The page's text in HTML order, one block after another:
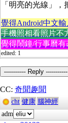
「明亮的光線」
覺得Android中文
手機照相看照片不
覺得鬧鐘/行事曆
edited: 1
----------- Reply -----------
CC: 奇聞趣聞
cht 健康 腦神經
adm